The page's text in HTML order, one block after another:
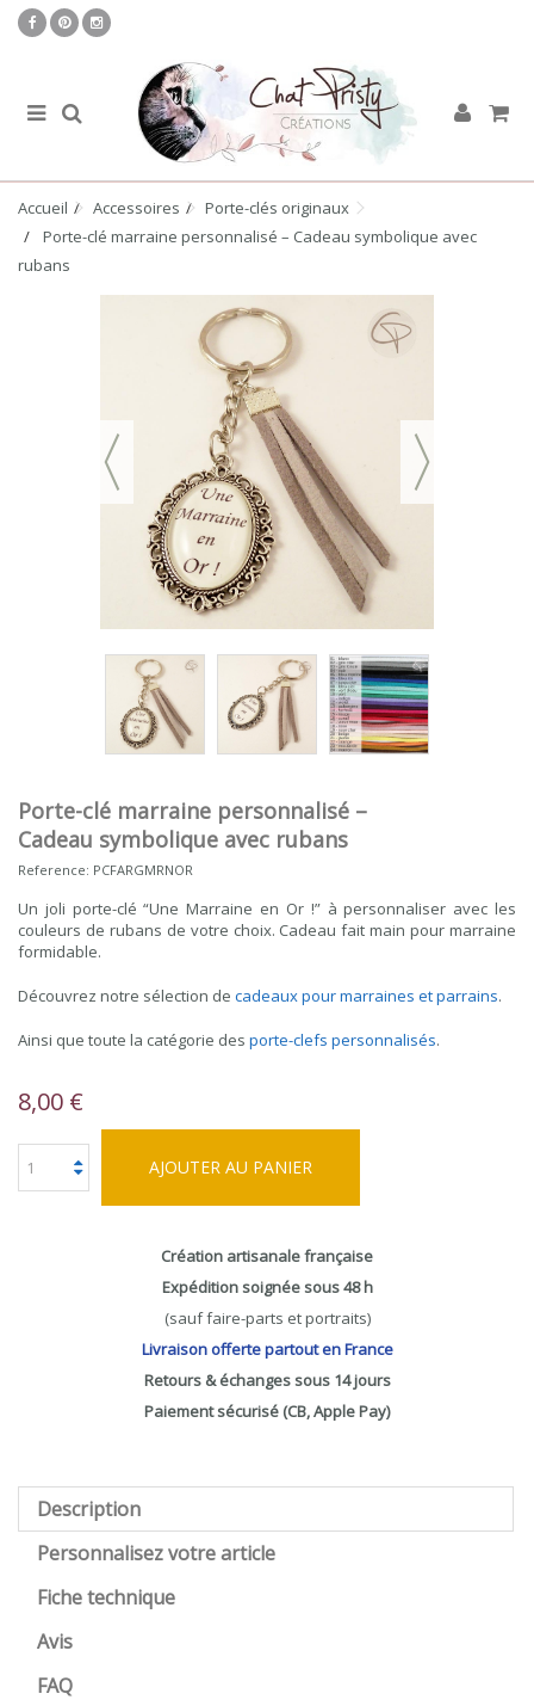
Accueil Accessoires
Porte-clés originaux
Porte-clé marraine personnalisé – Cadeau symbolique avec
rubans
Porte-clé marraine personnalisé –
Cadeau symbolique avec rubans
Reference: PCFARGMRNOR
Un joli porte-clé “Une Marraine en Or !” à personnaliser avec les
couleurs de rubans de votre choix. Cadeau fait main pour marraine
formidable.
Découvrez notre sélection de cadeaux pour marraines et parrains.
Ainsi que toute la catégorie des porte-clefs personnalisés.
8,00 €
AJOUTER AU PANIER
Création artisanale française
Expédition soignée sous 48 h
(sauf faire-parts et portraits)
Livraison offerte partout en France
Retours & échanges sous 14 jours
Paiement sécurisé (CB, Apple Pay)
Description
Personnalisez votre article
Fiche technique
Avis
FAQ